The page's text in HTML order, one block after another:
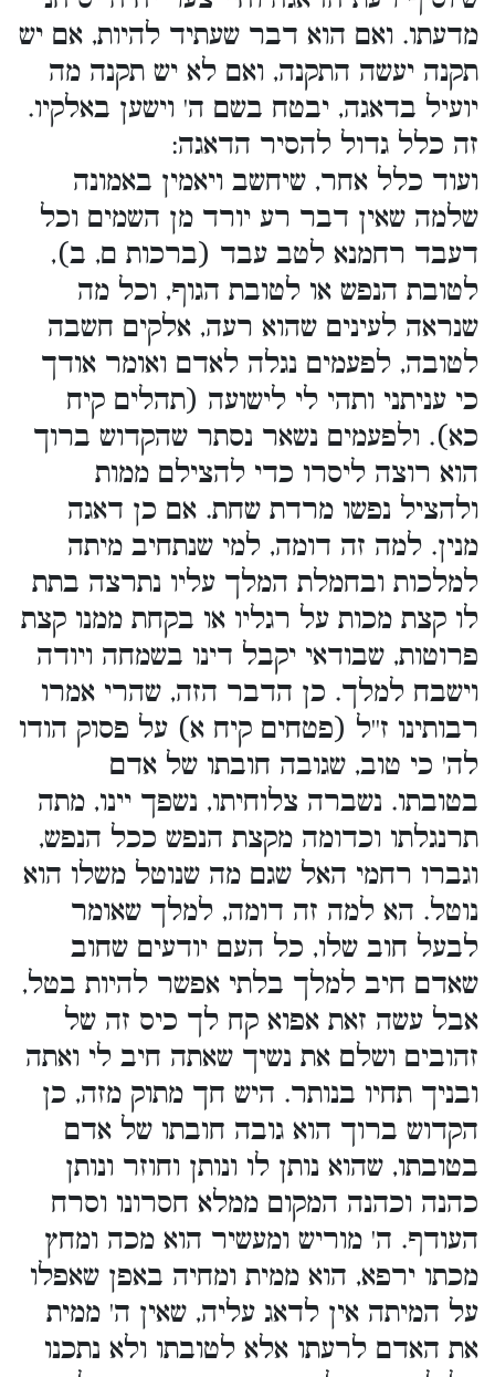
מדעתו. ואם הוא דבר שעתיד להיות, אם יש
תקנה יעשה התקנה, ואם לא יש תקנה מה
יועיל בדאגה, יבטח בשם ה' וישען באלקיו.
זה כלל גדול להסיר הדאגה:
ועוד כלל אחר, שיחשב ויאמין באמונה
שלמה שאין דבר רע יורד מן השמים וכל
דעבד רחמנא לטב עבד (ברכות ם, ב),
לטובת הנפש או לטובת הגוף, וכל מה
שנראה לעינים שהוא רעה, אלקים חשבה
לטובה, לפעמים נגלה לאדם ואומר אודך
כי עניתני ותהי לי לישועה (תהלים קיח
כא). ולפעמים נשאר נסתר שהקדוש ברוך
הוא רוצה ליסרו כדי להצילם ממות
ולהציל נפשו מרדת שחת. אם כן דאגה
מנין. למה זה דומה, למי שנתחיב מיתה
למלכות ובחמלת המלך עליו נתרצה בתת
לו קצת מכות על רגליו או בקחת ממנו קצת
פרוטות, שבודאי יקבל דינו בשמחה ויודה
וישבח למלך. כן הדבר הזה, שהרי אמרו
רבותינו ז''ל (פטחים קיח א) על פסוק הודו
לה' כי טוב, שגובה חובתו של אדם
בטובתו. נשברה צלוחיתו, נשפך יינו, מתה
תרנגלתו וכדומה מקצת הנפש ככל הנפש,
וגברו רחמי האל שגם מה שנוטל משלו הוא
נוטל. הא למה זה דומה, למלך שאומר
לבעל חוב שלו, כל העם יודעים שחוב
שאדם חיב למלך בלתי אפשר להיות בטל,
אבל עשה זאת אפוא קח לך כיס זה של
זהובים ושלם את נשיך שאתה חיב לי ואתה
ובניך תחיו בנותר. היש חך מתוק מזה, כן
הקדוש ברוך הוא גובה חובתו של אדם
בטובתו, שהוא נותן לו ונותן וחוזר ונותן
כהנה וכהנה המקום ממלא חסרונו וסרח
העודף. ה' מוריש ומעשיר הוא מכה ומחץ
מכתו ירפא, הוא ממית ומחיה באפן שאפלו
על המיתה אין לדאג עליה, שאין ה' ממית
את האדם לרעתו אלא לטובתו ולא נתכנו